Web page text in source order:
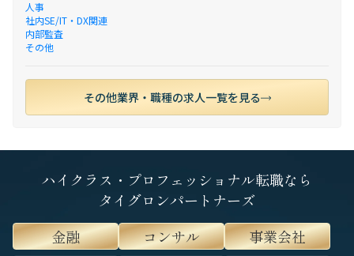
人事
社内SE/IT・DX関連
内部監査
その他
その他業界・職種の求人一覧を見る
ハイクラス・プロフェッショナル転職なら
タイグロンパートナーズ
金融
コンサル 事業会社